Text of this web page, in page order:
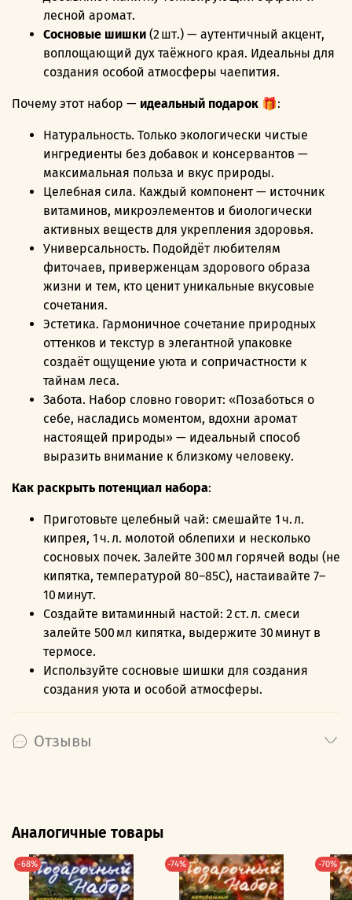
лесной аромат.
Сосновые шишки (2 шт.) — аутентичный акцент,
воплощающий дух таёжного края. Идеальны для
создания особой атмосферы чаепития.
Почему этот набор — идеальный подарок 🎁:
Натуральность. Только экологически чистые
ингредиенты без добавок и консервантов —
максимальная польза и вкус природы.
Целебная сила. Каждый компонент — источник
витаминов, микроэлементов и биологически
активных веществ для укрепления здоровья.
Универсальность. Подойдёт любителям
фиточаев, приверженцам здорового образа
жизни и тем, кто ценит уникальные вкусовые
сочетания.
Эстетика. Гармоничное сочетание природных
оттенков и текстур в элегантной упаковке
создаёт ощущение уюта и сопричастности к
тайнам леса.
Забота. Набор словно говорит: «Позаботься о
себе, насладись моментом, вдохни аромат
настоящей природы» — идеальный способ
выразить внимание к близкому человеку.
Как раскрыть потенциал набора:
Приготовьте целебный чай: смешайте 1 ч. л.
кипрея, 1 ч. л. молотой облепихи и несколько
сосновых почек. Залейте 300 мл горячей воды (не
кипятка, температурой 80–85C), настаивайте 7–
10 минут.
Создайте витаминный настой: 2 ст. л. смеси
залейте 500 мл кипятка, выдержите 30 минут в
термосе.
Используйте сосновые шишки для создания
создания уюта и особой атмосферы.
Отзывы
Аналогичные товары
-68% -74% -70%